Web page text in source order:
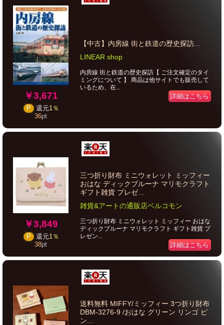
￥3,671
P 還元1％
36pt
【中古】内房線 街と鉄道の歴史探訪...
LINEAR shop
内房線 街と鉄道の歴史探訪【 ご注文確定のタイ
ミングについて 】 商品は他サイトでも販売して
いるため、在...
詳細はこちら
￥3,849
P 還元1％
38pt
三つ折り財布 ミニウォレット ミッフィー
おはな ディックブルーナ マリモクラフト
ギフト雑貨 プレゼ...
雑貨&アートの通販店ベルコモン
三つ折り財布 ミニウォレット ミッフィー おはな
ディックブルーナ マリモクラフト ギフト雑貨 プ
レゼン...
詳細はこちら
送料無料 MIFFY/ミッフィー 3つ折り財布
DBM-3276-9 /おはな グリーン リンゴ ピ
ン...